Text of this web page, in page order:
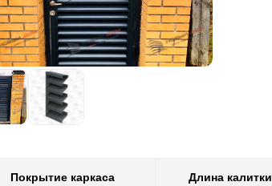
Покрытие каркаса Длина калитки